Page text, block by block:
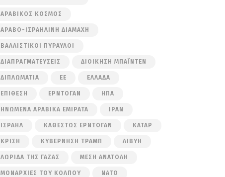
ΑΡΑΒΙΚΌΣ ΚΌΣΜΟΣ
ΑΡΑΒΟ-ΙΣΡΑΗΛΙΝΉ ΔΙΑΜΆΧΗ
ΒΑΛΛΙΣΤΙΚΟΊ ΠΎΡΑΥΛΟΙ
ΔΙΑΠΡΑΓΜΑΤΕΎΣΕΙΣ ΔΙΟΊΚΗΣΗ ΜΠΆΙΝΤΕΝ
ΔΙΠΛΩΜΑΤΊΑ ΕΕ ΕΛΛΆΔΑ
ΕΠΊΘΕΣΗ ΕΡΝΤΟΓΆΝ ΗΠΑ
ΗΝΩΜΈΝΑ ΑΡΑΒΙΚΆ ΕΜΙΡΆΤΑ ΙΡΆΝ
ΙΣΡΑΉΛ ΚΑΘΕΣΤΏΣ ΕΡΝΤΟΓΆΝ ΚΑΤΆΡ
ΚΡΊΣΗ ΚΥΒΈΡΝΗΣΗ ΤΡΑΜΠ ΛΙΒΎΗ
ΛΩΡΊΔΑ ΤΗΣ ΓΆΖΑΣ ΜΈΣΗ ΑΝΑΤΟΛΉ
ΜΟΝΑΡΧΊΕΣ ΤΟΥ ΚΌΛΠΟΥ ΝΑΤΟ